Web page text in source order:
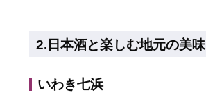
2.日本酒と楽しむ地元の美味
いわき七浜